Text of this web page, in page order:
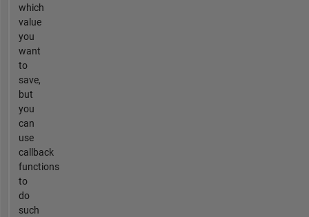
which
value
you
want
to
save,
but
you
can
use
callback
functions
to
do
such